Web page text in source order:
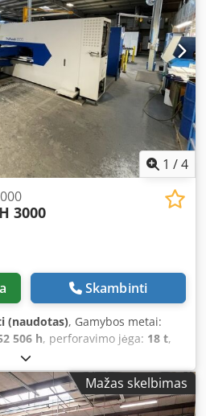
1 /4
3000
Skambinti
(naudotas), Gamybos metai:
506 h, perforavimo jėga: 18 t,
, Ši 5 ašių „TRUMPF TRUPUNCH
m. Jos maksimali pjovimo jėga
įvairiems štampavimo darbams.
buvo atliktas kapitalinis
Mažas skelbimas